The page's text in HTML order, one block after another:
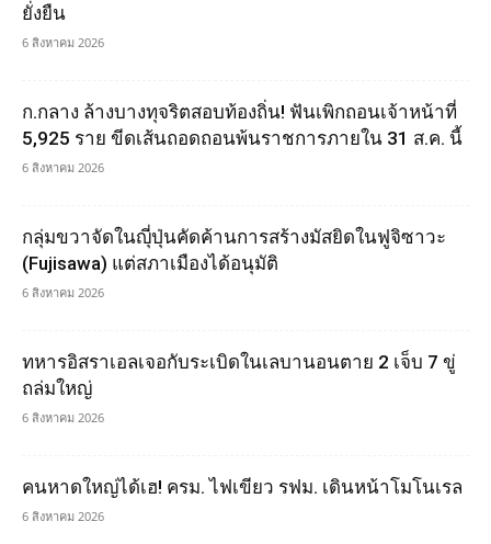
ยั่งยืน
6 สิงหาคม 2026
ก.กลาง ล้างบางทุจริตสอบท้องถิ่น! ฟันเพิกถอนเจ้าหน้าที่
5,925 ราย ขีดเส้นถอดถอนพ้นราชการภายใน 31 ส.ค. นี้
6 สิงหาคม 2026
กลุ่มขวาจัดในญุี่ปุ่นคัดค้านการสร้างมัสยิดในฟูจิซาวะ
(Fujisawa) แต่สภาเมืองได้อนุมัติ
6 สิงหาคม 2026
ทหารอิสราเอลเจอกับระเบิดในเลบานอนตาย 2 เจ็บ 7 ขู่
ถล่มใหญ่
6 สิงหาคม 2026
คนหาดใหญ่ได้เฮ! ครม. ไฟเขียว รฟม. เดินหน้าโมโนเรล
6 สิงหาคม 2026